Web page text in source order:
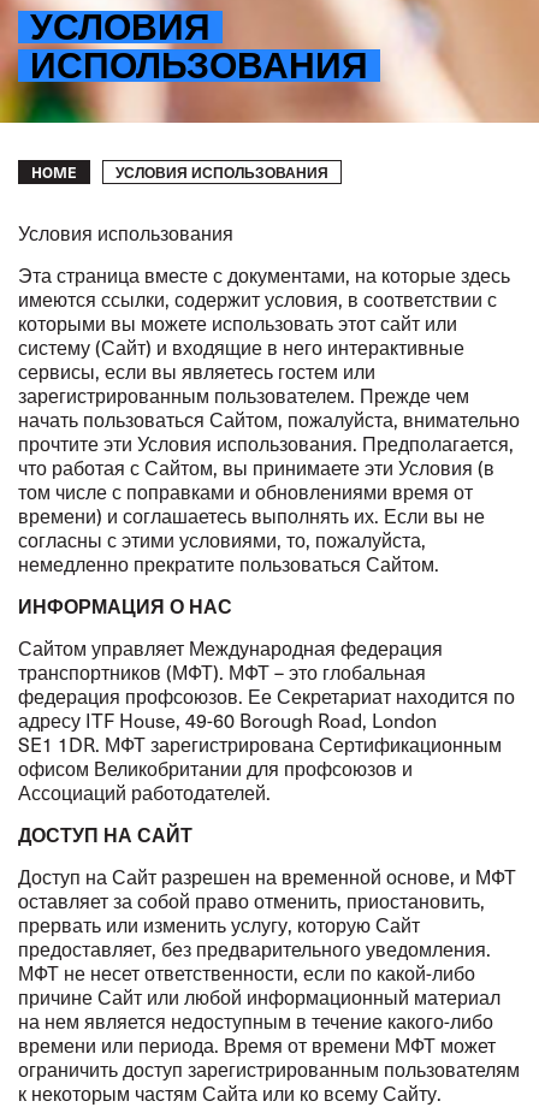
УСЛОВИЯ
ИСПОЛЬЗОВАНИЯ
Breadcrumb
HOME УСЛОВИЯ ИСПОЛЬЗОВАНИЯ
Условия использования
Эта страница вместе с документами, на которые здесь
имеются ссылки, содержит условия, в соответствии с
которыми вы можете использовать этот сайт или
систему (Сайт) и входящие в него интерактивные
сервисы, если вы являетесь гостем или
зарегистрированным пользователем. Прежде чем
начать пользоваться Сайтом, пожалуйста, внимательно
прочтите эти Условия использования. Предполагается,
что работая с Сайтом, вы принимаете эти Условия (в
том числе с поправками и обновлениями время от
времени) и соглашаетесь выполнять их. Если вы не
согласны с этими условиями, то, пожалуйста,
немедленно прекратите пользоваться Сайтом.
ИНФОРМАЦИЯ О НАС
Сайтом управляет Международная федерация
транспортников (МФТ). МФТ – это глобальная
федерация профсоюзов. Ее Секретариат находится по
адресу ITF House, 49-60 Borough Road, London
SE1 1DR. МФТ зарегистрирована Сертификационным
офисом Великобритании для профсоюзов и
Ассоциаций работодателей.
ДОСТУП НА САЙТ
Доступ на Сайт разрешен на временной основе, и МФТ
оставляет за собой право отменить, приостановить,
прервать или изменить услугу, которую Сайт
предоставляет, без предварительного уведомления.
МФТ не несет ответственности, если по какой-либо
причине Сайт или любой информационный материал
на нем является недоступным в течение какого-либо
времени или периода. Время от времени МФТ может
ограничить доступ зарегистрированным пользователям
к некоторым частям Сайта или ко всему Сайту.